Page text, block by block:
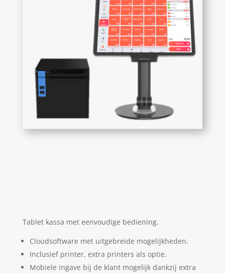
Tablet kassa met eenvoudige bediening.
Cloudsoftware met uitgebreide mogelijkheden.
Inclusief printer, extra printers als optie.
Mobiele ingave bij de klant mogelijk dankzij extra